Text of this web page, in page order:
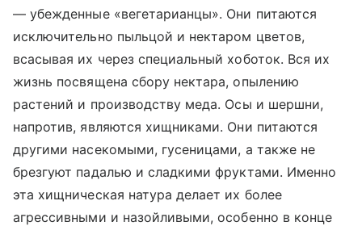
— убежденные «вегетарианцы». Они питаются
исключительно пыльцой и нектаром цветов,
всасывая их через специальный хоботок. Вся их
жизнь посвящена сбору нектара, опылению
растений и производству меда. Осы и шершни,
напротив, являются хищниками. Они питаются
другими насекомыми, гусеницами, а также не
брезгуют падалью и сладкими фруктами. Именно
эта хищническая натура делает их более
агрессивными и назойливыми, особенно в конце